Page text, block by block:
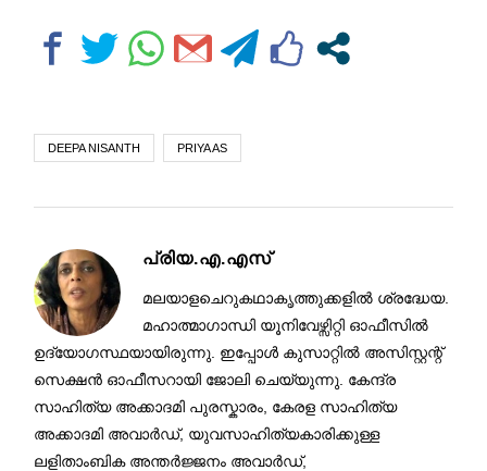
DEEPA NISANTH PRIYA AS
പ്രിയ.എ.എസ്
മലയാളചെറുകഥാകൃത്തുക്കളില്‍ ശ്രദ്ധേയ.
മഹാത്മാഗാന്ധി യൂനിവേഴ്സിറ്റി ഓഫീസിൽ
ഉദ്യോഗസ്ഥയായിരുന്നു. ഇപ്പോൾ കുസാറ്റിൽ അസിസ്റ്റന്റ്
സെക്ഷൻ ഓഫീസറായി ജോലി ചെയ്യുന്നു. കേന്ദ്ര
സാഹിത്യ അക്കാദമി പുരസ്കാരം, കേരള സാഹിത്യ
അക്കാദമി അവാർഡ്, യുവസാഹിത്യകാരിക്കുള്ള
ലളിതാംബിക അന്തർജ്ജനം അവാർഡ്,